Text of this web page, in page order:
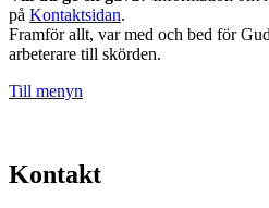
på Kontaktsidan.
Framför allt, var med och bed för
arbeterare till skörden.
Till menyn
Kontakt